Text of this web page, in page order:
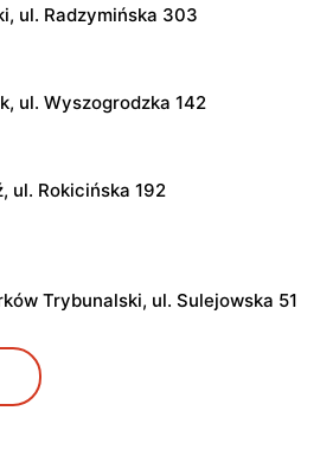
ul. Radzymińska 303
ul. Wyszogrodzka 142
ul. Rokicińska 192
Trybunalski, ul. Sulejowska 51
ul. Zagnańska 67